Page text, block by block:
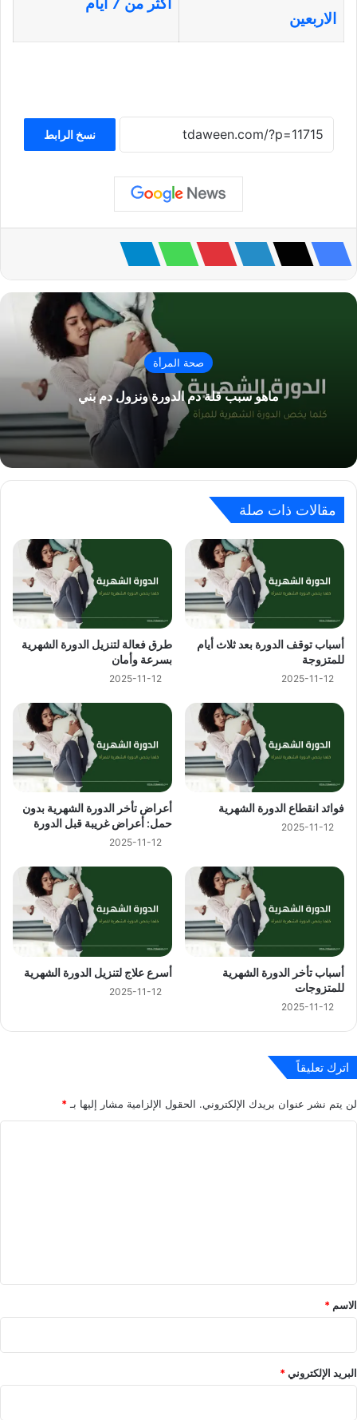
الاربعين
نسخ الرابط
صحة المرأة
ماهو سبب قلة دم الدورة ونزول دم بني
مقالات ذات صلة
أسباب توقف الدورة بعد ثلاث أيام
للمتزوجة
2025-11-12
طرق فعالة لتنزيل الدورة الشهرية
بسرعة وأمان
2025-11-12
فوائد انقطاع الدورة الشهرية
2025-11-12
أعراض تأخر الدورة الشهرية بدون
حمل: أعراض غريبة قبل الدورة
2025-11-12
أسباب تأخر الدورة الشهرية
للمتزوجات
2025-11-12
أسرع علاج لتنزيل الدورة الشهرية
2025-11-12
اترك تعليقاً
لن يتم نشر عنوان بريدك الإلكتروني. الحقول الإلزامية مشار إليها بـ *
*
الاسم *
البريد الإلكتروني*